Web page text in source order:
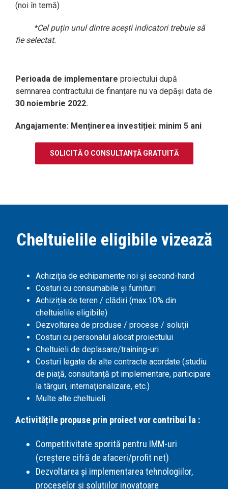
(noi în temă)
*Cel puțin unul dintre acești indicatori trebuie să
fie selectat.
Perioada de implementare proiectului după
semnarea contractului de finanțare nu va depăși data de
30 noiembrie 2022.
Angajamente: Menținerea investiției: minim 5 ani
SOLICITĂ O CONSULTANȚĂ GRATUITĂ
Cheltuielile eligibile vizează
Achiziția de echipamente noi și second-hand
Costuri cu consumabile și furnituri
Achiziția de teren / clădiri (max.10% din
cheltuielile eligibile)
Dezvoltarea de produse / procese / soluţii
Costuri cu personalul alocat proiectului
Cheltuieli de deplasare/training-uri
Costuri legate de alte contracte acordate (studiu
de piață, consultanță pt implementare, participare
la târguri, internaționalizare, etc.)
Multe alte cheltuieli
Activitățile propuse prin proiect vor contribui la :
Competitivitate sporită pentru IMM-uri
(creștere cifră de afaceri/profit net)
Dezvoltarea și implementarea tehnologiilor,
proceselor și soluțiilor inovatoare